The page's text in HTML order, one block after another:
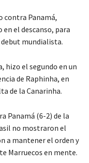
contra Panamá,
el descanso, para
mundialista.
hizo el segundo en un
de Raphinha, en
de la Canarinha.
Panamá (6-2) de la
no mostraron el
a mantener el orden y
Marruecos en mente.